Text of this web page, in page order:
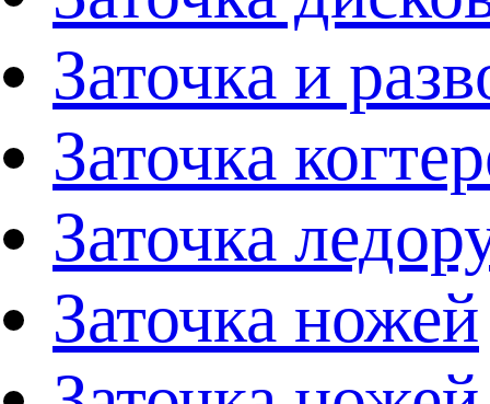
Заточка и
Заточка
Заточка
Заточка ножей